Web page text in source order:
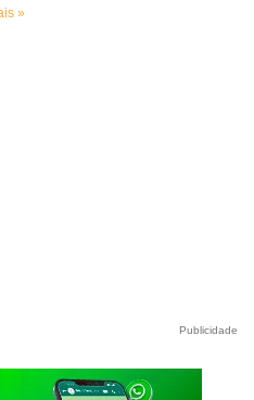
»
Publicidade